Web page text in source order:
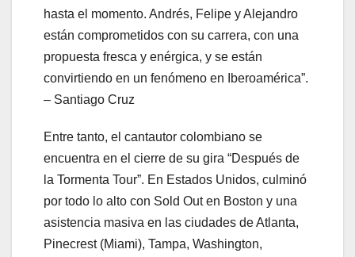
hasta el momento. Andrés, Felipe y Alejandro
están comprometidos con su carrera, con una
propuesta fresca y enérgica, y se están
convirtiendo en un fenómeno en Iberoamérica”.
– Santiago Cruz
Entre tanto, el cantautor colombiano se
encuentra en el cierre de su gira “Después de
la Tormenta Tour”. En Estados Unidos, culminó
por todo lo alto con Sold Out en Boston y una
asistencia masiva en las ciudades de Atlanta,
Pinecrest (Miami), Tampa, Washington,